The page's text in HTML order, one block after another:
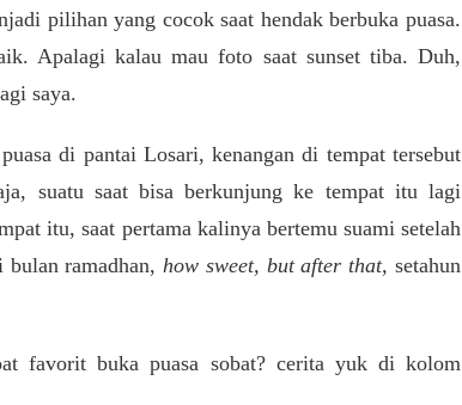
pilihan yang cocok saat hendak berbuka puasa.
Apalagi kalau mau foto saat sunset tiba. Duh,
saya.
di pantai Losari, kenangan di tempat tersebut
suatu saat bisa berkunjung ke tempat itu lagi
itu, saat pertama kalinya bertemu suami setelah
bulan ramadhan,how sweet, but after that, setahun
favorit buka puasa sobat? cerita yuk di kolom